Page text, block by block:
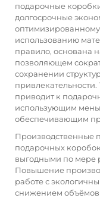
подарочные
долгосрочные
использованию
правило, основана
позволяющем
сохранении
приводит к
использующим
обеспечивающим
Производственные
подарочных
выгодными по мере
Повышение
работе с
снижением объёмов